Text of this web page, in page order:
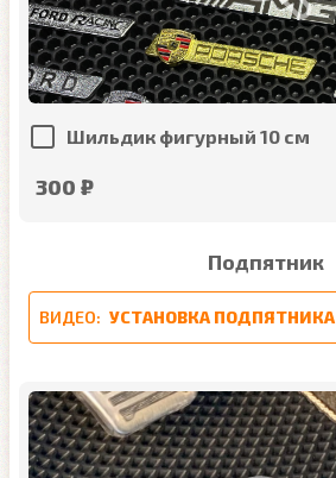
Шильдик фигурный 10 см
300 ₽
Подпятник
ВИДЕО: УСТАНОВКА ПОДПЯТНИКА